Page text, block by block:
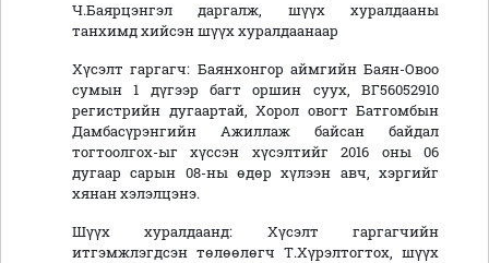
Ч.Баярцэнгэл даргалж, шүүх хуралдааны
танхимд хийсэн шүүх хуралдаанаар
Хүсэлт гаргагч: Баянхонгор аймгийн Баян-Овоо
сумын 1 дүгээр багт оршин суух, ВГ56052910
регистрийн дугаартай, Хорол овогт Батгомбын
Дамбасүрэнгийн Ажиллаж байсан байдал
тогтоолгох-ыг хүссэн хүсэлтийг 2016 оны 06
дугаар сарын 08-ны өдөр хүлээн авч, хэргийг
хянан хэлэлцэнэ.
Шүүх хуралдаанд: Хүсэлт гаргагчийн
итгэмжлэгдсэн төлөөлөгч Т.Хүрэлтогтох, шүүх